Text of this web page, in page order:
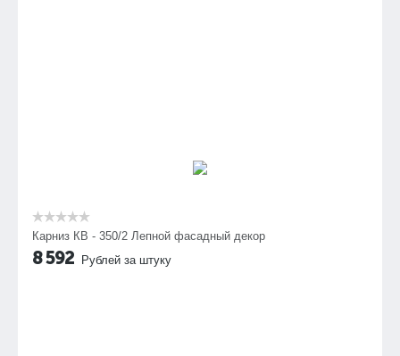
Карниз КВ - 350/2 Лепной фасадный декор
8 592 Рублей за штуку